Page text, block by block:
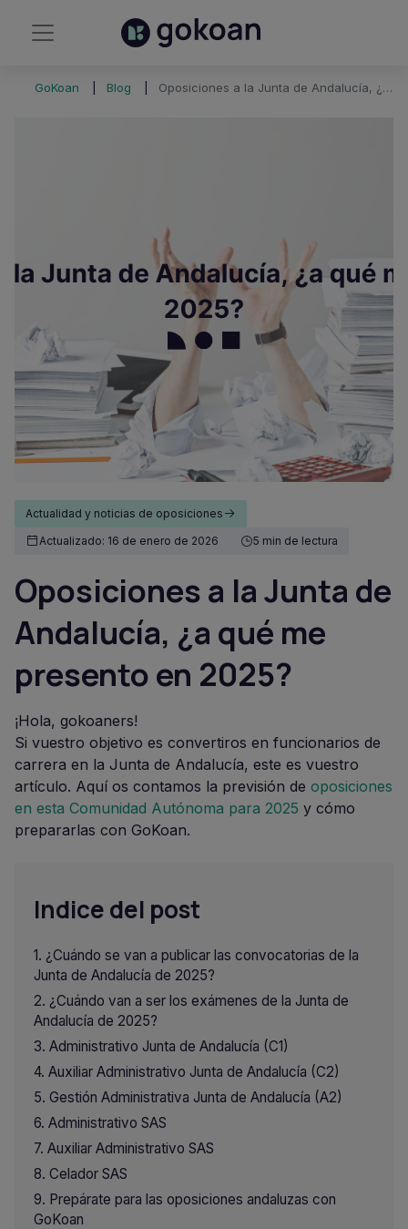
GoKoan Blog Oposiciones a la Junta de Andalucía, ¿a qué me presento en 2025?
Actualidad y noticias de oposiciones
Actualizado: 16 de enero de 2026
5 min de lectura
Oposiciones a la Junta de
Andalucía, ¿a qué me
presento en 2025?
¡Hola, gokoaners!
Si vuestro objetivo es convertiros en funcionarios de
carrera en la Junta de Andalucía, este es vuestro
artículo. Aquí os contamos la previsión de oposiciones
en esta Comunidad Autónoma para 2025 y cómo
prepararlas con GoKoan.
Indice del post
¿Cuándo se van a publicar las convocatorias de la
Junta de Andalucía de 2025?
¿Cuándo van a ser los exámenes de la Junta de
Andalucía de 2025?
Administrativo Junta de Andalucía (C1)
Auxiliar Administrativo Junta de Andalucía (C2)
Gestión Administrativa Junta de Andalucía (A2)
Administrativo SAS
Auxiliar Administrativo SAS
Celador SAS
Prepárate para las oposiciones andaluzas con
GoKoan